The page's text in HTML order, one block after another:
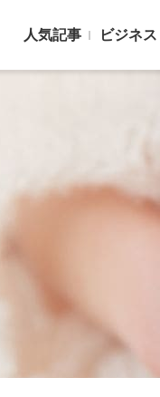
人気記事 ビジネス